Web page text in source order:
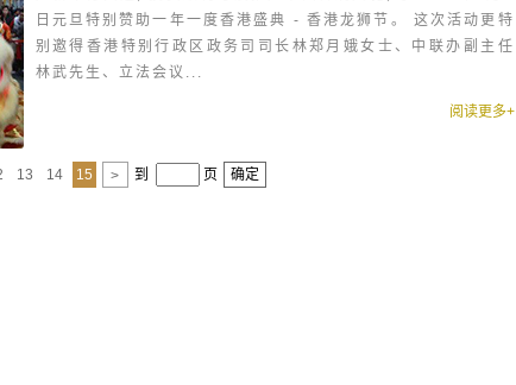
日元旦特别赞助一年一度香港盛典 - 香港龙狮节。 这次活动更特
别邀得香港特别行政区政务司司长林郑月娥女士、中联办副主任
林武先生、立法会议...
阅读更多+
13 14 15 > 到 页 确定